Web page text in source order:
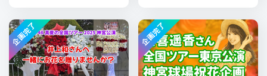
企画完了 企画完了